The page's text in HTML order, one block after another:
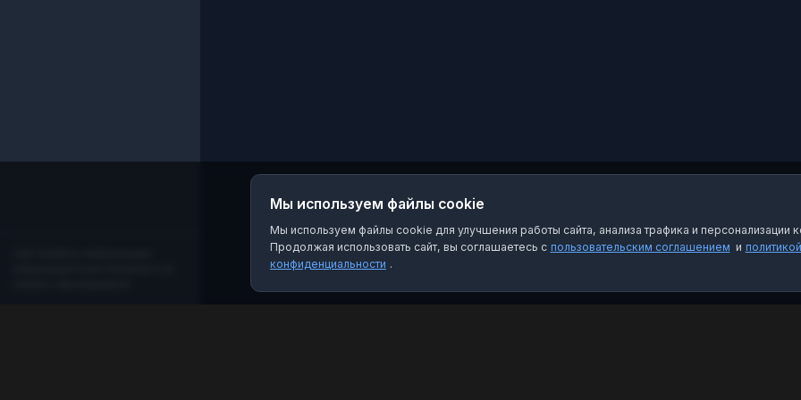
Мы используем файлы cookie
Мы используем файлы cookie для улучшения работы сайта, анализа трафика и персонализации
Продолжая использовать сайт, вы соглашаетесь с пользовательским соглашением и политикой
конфиденциальности .